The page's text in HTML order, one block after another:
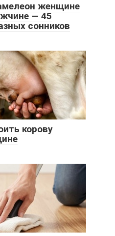
женщине
— 45
сонников
корову